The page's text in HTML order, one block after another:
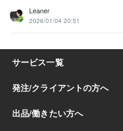
Leaner
2026/01/04 20:51